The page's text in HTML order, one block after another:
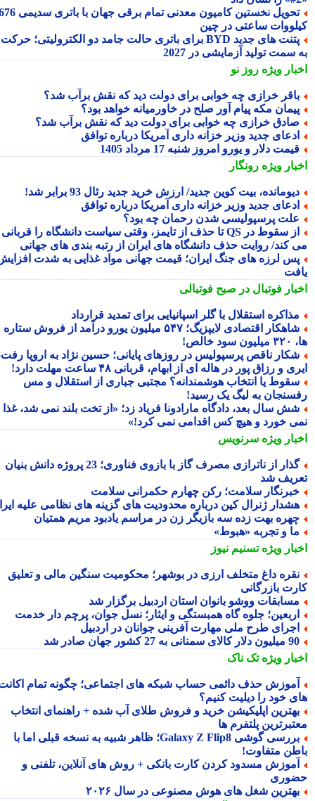
تحویل نخستین کامیون معدنی تمام برقی جهان با باتری سدیمی 676
ساعتی در چین
پتنت های جدید BYD برای باتری حالت جامد دو الکترولیتی؛ حرکت
سمت تولید آزمایشی در 2027
ویژهروز نو
خرازی چه خوابی برای دولت دید که نقش برآب شد؟
مکه پیام آور صلح در خاورمیانه خواهد بود؟
خرازی چه خوابی برای دولت دید که نقش برآب شد؟
جدید وزیر خزانه داری آمریکا درباره توافق
دلار و یورو امروز شنبه 17 مرداد 1405
ویژهرونگار
بیت کوین جدید/ ارزش خرید جدید رئال 93 برابر شد!
جدید وزیر خزانه داری آمریکا درباره توافق
پرسپولیسی شدن رحمان چه بود؟
از سقوط در QS تا حذف از تایمز، وقتی سیاست دانشگاه را قربانی
کند/ روایت حذف دانشگاه های ایران از رتبه بندی های جهانی
لرزه های جنگ ایران؛ قیمت جهانی مواد غذایی به شدت افزایش
فوتبال در صبح فوتبالی
استقلال با گلر اسپانیایی برای تمدید قرارداد
شاهکار اقتصادی لایپزیگ؛ ۵۴۷ میلیون یورو درآمد از فروش ستاره
ناقص پرسپولیس در روزهای پایانی؛ حسین نژاد به اروپا رفت،
و رزاق پور در هاله ای از ابهام، قربانی ۴۸ ساعت مهلت دارد!
یا انتخاب هوشمندانه؟ مجتبی جباری از استقلال و مس
به لیگ یک رسید!
سال بعد، دادگاه مارادونا فریاد زد؛ «از تخت بلند نمی شد، غذا
خورد و هیچ کس اقدامی نمی کرد!»
ویژهسرنویس
گذار از ناترازی مصرف گاز با بازوی فناوری؛ 23 پروژه دانش بنیان
شد
سلامت؛ رکن چهارم حکمرانی سلامت
ژنرال کین درباره محدودیت های گزینه های نظامی علیه ایران
بهت زده سه بازیگر زن در مراسم یادبود مریم همتیان
و تجربه «هبوط»
ویژهتسنیم نیوز
داغ متخلف ارزی در بوشهر؛ محکومیت سنگین مالی و تعلیق
بازرگانی
ووشو بانوان استان اردبیل برگزار شد
جلوه گاه همبستگی و ایثار؛ نسل جوان، پرچم دار خدمت
طرح ملی مهارت آفرینی جوانان در اردبیل
کالای سمنانی به 27 کشور جهان صادر شد
ویژهتک ناک
حذف دائمی حساب شبکه های اجتماعی؛ چگونه تمام اکانت
خود را دیلیت کنیم؟
اپلیکیشن خرید و فروش طلای آب شده + راهنمای انتخاب
پلتفرم ها
بررسی گوشی Galaxy Z Flip8؛ ظاهر شبیه به نسخه قبلی اما با
متفاوت!
مسدود کردن کارت بانکی + روش های آنلاین، تلفنی و
شغل های هوش مصنوعی در سال ۲۰۲۶